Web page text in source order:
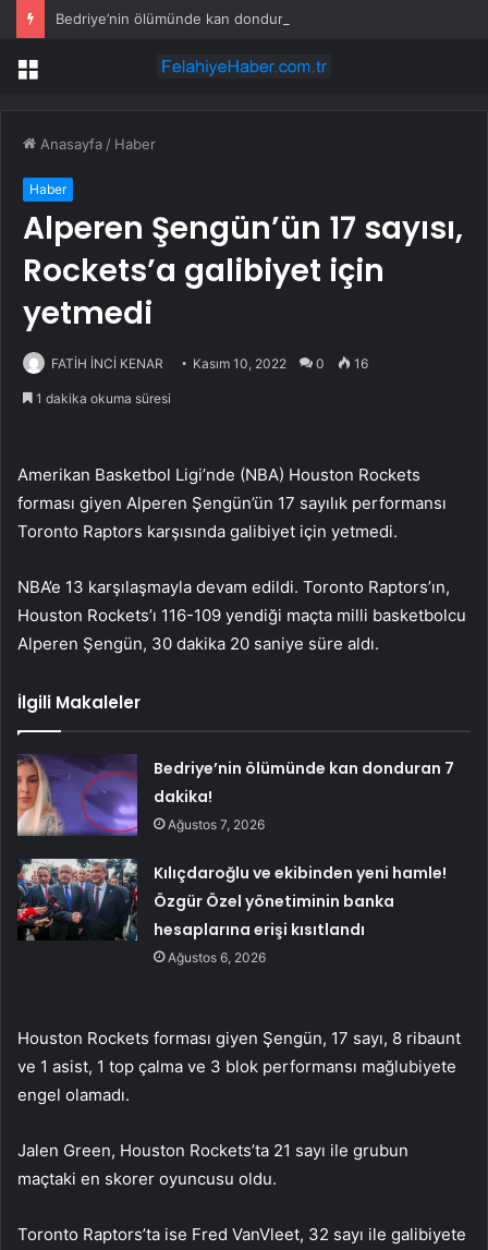
Bedriye’nin ölümünde kan donduran 7 dakika!
Menü
Anasayfa / Haber
Haber
Alperen Şengün’ün 17 sayısı,
Rockets’a galibiyet için
yetmedi
FATİH İNCİ KENAR Kasım 10, 2022 0 16
1 dakika okuma süresi
Amerikan Basketbol Ligi’nde (NBA) Houston Rockets
forması giyen Alperen Şengün’ün 17 sayılık performansı
Toronto Raptors karşısında galibiyet için yetmedi.
NBA’e 13 karşılaşmayla devam edildi. Toronto Raptors’ın,
Houston Rockets’ı 116-109 yendiği maçta milli basketbolcu
Alperen Şengün, 30 dakika 20 saniye süre aldı.
İlgili Makaleler
Bedriye’nin ölümünde kan donduran 7
dakika!
Ağustos 7, 2026
Kılıçdaroğlu ve ekibinden yeni hamle!
Özgür Özel yönetiminin banka
hesaplarına erişi kısıtlandı
Ağustos 6, 2026
Houston Rockets forması giyen Şengün, 17 sayı, 8 ribaunt
ve 1 asist, 1 top çalma ve 3 blok performansı mağlubiyete
engel olamadı.
Jalen Green, Houston Rockets’ta 21 sayı ile grubun
maçtaki en skorer oyuncusu oldu.
Toronto Raptors’ta ise Fred VanVleet, 32 sayı ile galibiyete